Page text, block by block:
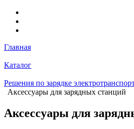
Главная
Каталог
Решения по зарядке
Аксессуары для зарядных станций
Аксессуары для